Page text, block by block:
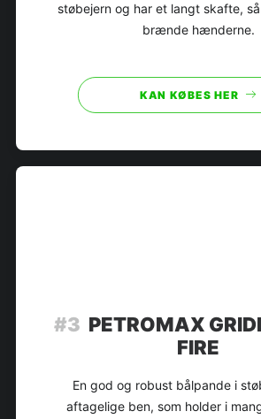
støbejern og har et langt skafte,
brænde hænderne.
KAN KØBES HER
#3 PETROMAX
FIRE
En god og robust bålpande i
aftagelige ben, som holder i